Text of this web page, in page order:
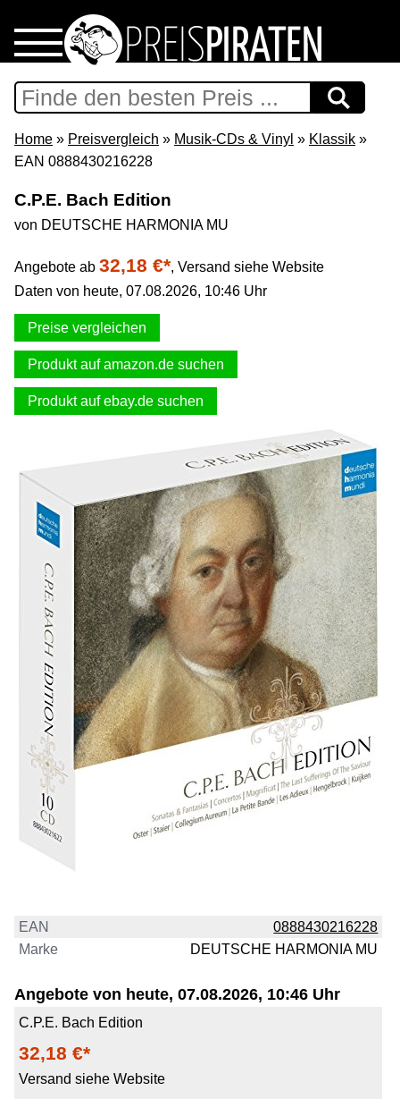
Home
Download
Support & Newsletter
Presse
Datenschutz
Impressum
Home » Preisvergleich » Musik-CDs & Vinyl » Klassik »
EAN 0888430216228
C.P.E. Bach Edition
von DEUTSCHE HARMONIA MU
Angebote ab 32,18 €*, Versand siehe Website
Daten von heute, 07.08.2026, 10:46 Uhr
Preise vergleichen
Produkt auf amazon.de suchen
Produkt auf ebay.de suchen
EAN
0888430216228
Marke
DEUTSCHE HARMONIA MU
Angebote von heute, 07.08.2026, 10:46 Uhr
C.P.E. Bach Edition
32,18 €*
Versand siehe Website